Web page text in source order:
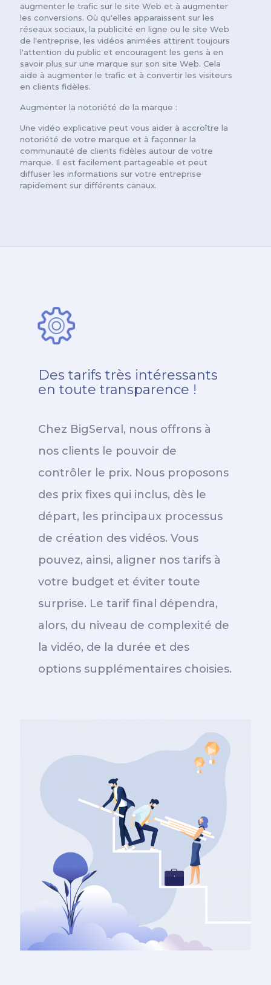
augmenter le trafic sur le site Web et à augmenter
les conversions. Où qu'elles apparaissent sur les
réseaux sociaux, la publicité en ligne ou le site Web
de l'entreprise, les vidéos animées attirent toujours
l'attention du public et encouragent les gens à en
savoir plus sur une marque sur son site Web. Cela
aide à augmenter le trafic et à convertir les visiteurs
en clients fidèles.
Augmenter la notoriété de la marque :
Une vidéo explicative peut vous aider à accroître la
notoriété de votre marque et à façonner la
communauté de clients fidèles autour de votre
marque. Il est facilement partageable et peut
diffuser les informations sur votre entreprise
rapidement sur différents canaux.
Des tarifs très intéressants
en toute transparence !
Chez BigServal, nous offrons à
nos clients le pouvoir de
contrôler le prix. Nous proposons
des prix fixes qui inclus, dès le
départ, les principaux processus
de création des vidéos. Vous
pouvez, ainsi, aligner nos tarifs à
votre budget et éviter toute
surprise. Le tarif final dépendra,
alors, du niveau de complexité de
la vidéo, de la durée et des
options supplémentaires choisies.